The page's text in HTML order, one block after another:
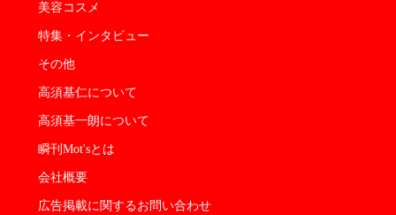
美容コスメ
特集・インタビュー
その他
高須基仁について
高須基一朗について
瞬刊Mot'sとは
会社概要
広告掲載に関するお問い合わせ